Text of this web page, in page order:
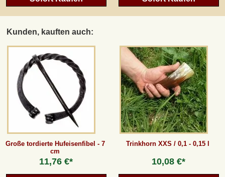
Kunden, kauften auch:
Große tordierte Hufeisenfibel - 7
cm
11,76 €*
Trinkhorn XXS / 0,1 - 0,15 l
10,08 €*